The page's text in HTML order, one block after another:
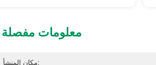
معلومات مفصلة
مكان المنشأ: